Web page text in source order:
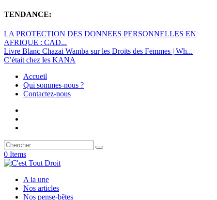
TENDANCE:
LA PROTECTION DES DONNEES PERSONNELLES EN
AFRIQUE : CAD...
Livre Blanc Chazai Wamba sur les Droits des Femmes | Wh...
C’était chez les KANA
Accueil
Qui sommes-nous ?
Contactez-nous
0 Items
A la une
Nos articles
Nos pense-bêtes